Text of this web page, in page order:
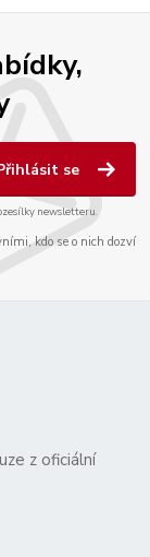
se
newsletteru.
kdo se o nich dozví
z oficiální